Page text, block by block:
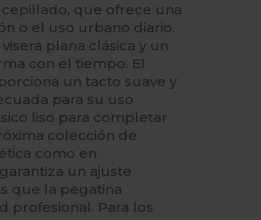
cepillado, que ofrece una
o el uso urbano diario.
plana clásica y un
con el tiempo. El
un tacto suave y
para su uso
liso para completar
colección de
como en
un ajuste
que la pegatina
profesional. Para los